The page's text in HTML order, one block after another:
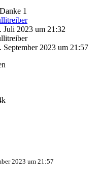
1
Juli 2023 um 21:32
September 2023 um 21:57
2023 um 21:57